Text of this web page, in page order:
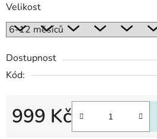
Velikost
Dostupnost
Kód:
999 Kč